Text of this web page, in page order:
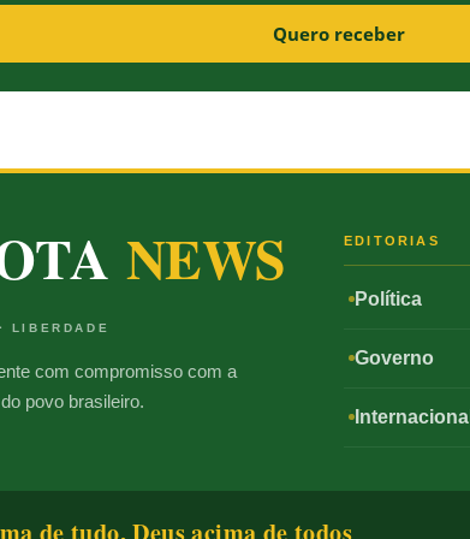
Quero receber
NEWS
LIBERDADE
com compromisso com a
povo brasileiro.
EDITORIAS
Política
Governo
Internacional
de tudo, Deus acima de todos